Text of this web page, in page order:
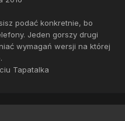
podać konkretnie, bo
Jeden gorszy drugi
wymagań wersji na której
Tapatalka